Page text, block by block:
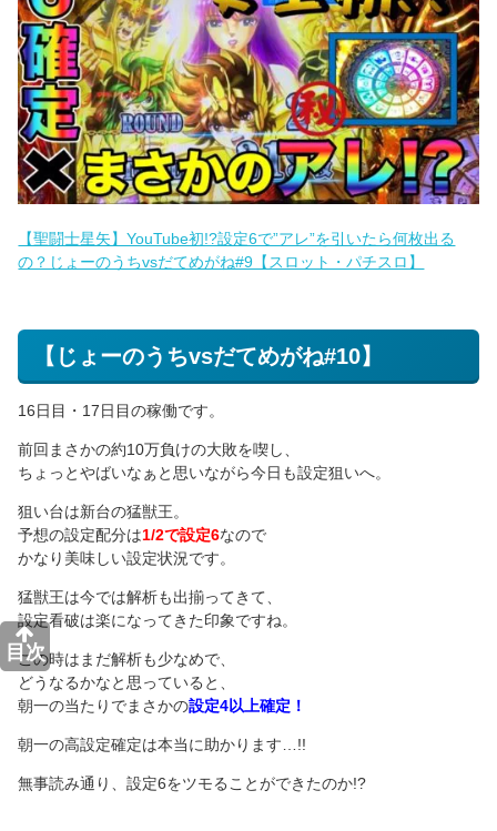
目次
【聖闘士星矢】YouTube初!?設定6で”アレ”を引いたら何枚出る
の？じょーのうちvsだてめがね#9【スロット・パチスロ】
【じょーのうちvsだてめがね#10】
16日目・17日目の稼働です。
前回まさかの約10万負けの大敗を喫し、
ちょっとやばいなぁと思いながら今日も設定狙いへ。
狙い台は新台の猛獣王。
予想の設定配分は1/2で設定6なので
かなり美味しい設定状況です。
猛獣王は今では解析も出揃ってきて、
設定看破は楽になってきた印象ですね。
この時はまだ解析も少なめで、
どうなるかなと思っていると、
朝一の当たりでまさかの設定4以上確定！
朝一の高設定確定は本当に助かります…!!
無事読み通り、設定6をツモることができたのか!?